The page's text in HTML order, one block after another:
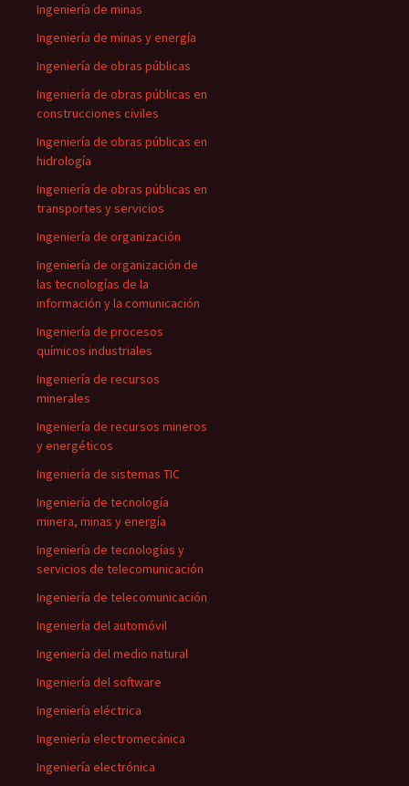
Ingeniería de minas
Ingeniería de minas y energía
Ingeniería de obras públicas
Ingeniería de obras públicas en
construcciones civiles
Ingeniería de obras públicas en
hidrología
Ingeniería de obras públicas en
transportes y servicios
Ingeniería de organización
Ingeniería de organización de
las tecnologías de la
información y la comunicación
Ingeniería de procesos
químicos industriales
Ingeniería de recursos
minerales
Ingeniería de recursos mineros
y energéticos
Ingeniería de sistemas TIC
Ingeniería de tecnología
minera, minas y energía
Ingeniería de tecnologías y
servicios de telecomunicación
Ingeniería de telecomunicación
Ingeniería del automóvil
Ingeniería del medio natural
Ingeniería del software
Ingeniería eléctrica
Ingeniería electromecánica
Ingeniería electrónica